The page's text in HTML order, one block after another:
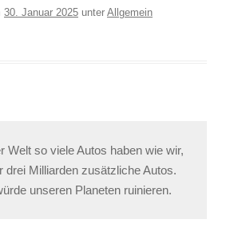
30. Januar 2025 unter Allgemein
Welt so viele Autos haben wie wir,
drei Milliarden zusätzliche Autos.
unseren Planeten ruinieren.